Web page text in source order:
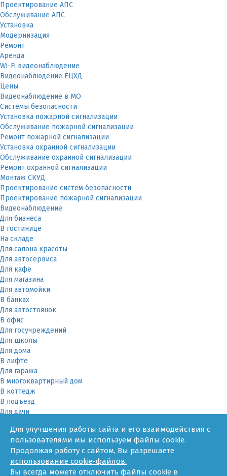
Для улучшения работы сайта и его взаимодействия с
пользователями мы используем файлы cookie.
Продолжая работу с сайтом, Вы разрешаете
использование cookie-файлов.
Вы всегда можете отключить файлы cookie в
Проектирование АПС
Обслуживание АПС
Установка
Модернизация
Ремонт
Аренда
Wi-Fi видеонаблюдение
Видеонаблюдение ЕЦХД
Цены
Видеонаблюдение в МО
Системы безопасности
Установка пожарной сигнализации
Обслуживание пожарной сигнализации
Ремонт пожарной сигнализации
Установка охранной сигнализации
Обслуживание охранной сигнализации
Ремонт охранной сигнализации
Монтаж СКУД
Проектирование систем безопасности
Проектирование пожарной сигнализации
Видеонаблюдение
Для бизнеса
В гостинице
На складе
Для салона красоты
Для автосервиса
Для кафе
Для магазина
Для автомойки
В банках
Для автостоянок
В офис
Для госучреждений
Для школы
Для дома
В лифте
Для гаража
В многоквартирный дом
В коттедж
В подъезд
Для дачи
За няней
В квартире
Для ТСЖ
Оборудование
Онлайн-калькулятор